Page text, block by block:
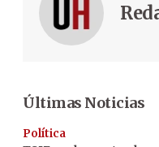
Últimas Noticias
Política